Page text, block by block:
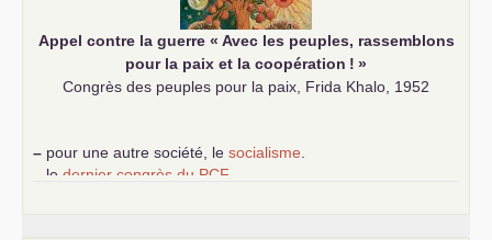
Appel contre la guerre « Avec les peuples, rassemblons
pour la paix et la coopération ! »
Congrès des peuples pour la paix, Frida Khalo, 1952
– pour une autre société, le socialisme
le dernier congrès du PCF